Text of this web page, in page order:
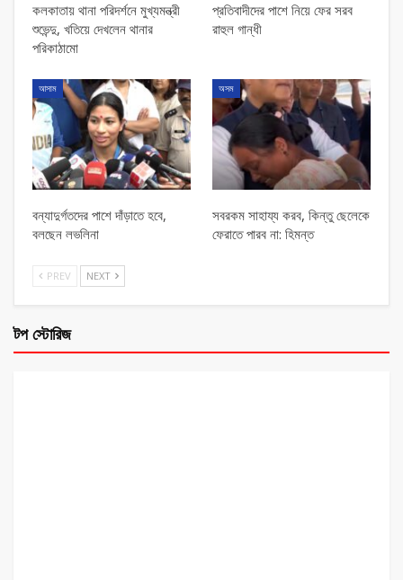
কলকাতায় থানা পরিদর্শনে মুখ্যমন্ত্রী
শুভেন্দু, খতিয়ে দেখলেন থানার
পরিকাঠামো
প্রতিবাদীদের পাশে নিয়ে ফের সরব
রাহুল গান্ধী
আসাম
বন্যাদুর্গতদের পাশে দাঁড়াতে হবে,
বলছেন লভলিনা
অসম
সবরকম সাহায্য করব, কিন্তু ছেলেকে
ফেরাতে পারব না: হিমন্ত
PREV NEXT
টপ স্টোরিজ